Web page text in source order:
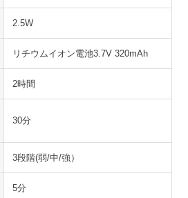
2.5W
リチウムイオン電池3.7V 320mAh
2時間
30分
3段階(弱/中/強）
5分